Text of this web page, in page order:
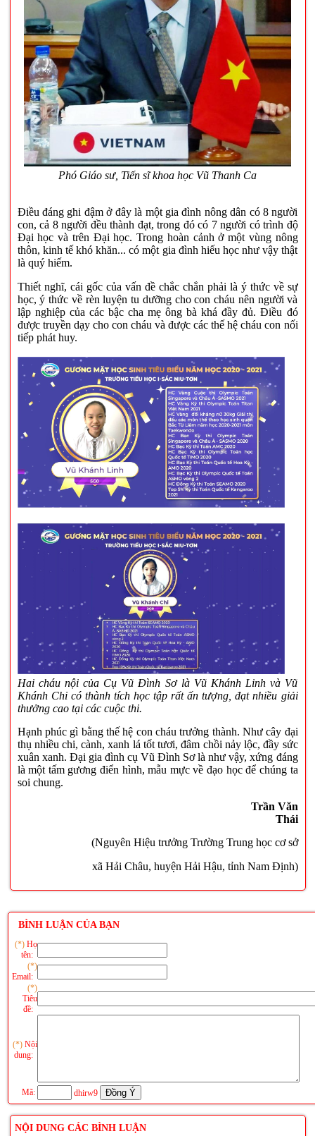
Phó Giáo sư, Tiến sĩ khoa học Vũ Thanh Ca
Điều đáng ghi đậm ở đây là một gia đình nông dân có 8 người
con, cả 8 người đều thành đạt, trong đó có 7 người có trình độ
Đại học và trên Đại học. Trong hoàn cảnh ở một vùng nông
thôn, kinh tế khó khăn... có một gia đình hiếu học như vậy thật
là quý hiếm.
Thiết nghĩ, cái gốc của vấn đề chắc chắn phải là ý thức về sự
học, ý thức về rèn luyện tu dưỡng cho con cháu nên người và
lập nghiệp của các bậc cha mẹ ông bà khá đầy đủ. Điều đó
được truyền dạy cho con cháu và được các thế hệ cháu con nối
tiếp phát huy.
Hai cháu nội của Cụ Vũ Đình Sơ là Vũ Khánh Linh và Vũ
Khánh Chi có thành tích học tập rất ấn tượng, đạt nhiều giải
thưởng cao tại các cuộc thi.
Hạnh phúc gì bằng thế hệ con cháu trưởng thành. Như cây đại
thụ nhiều chi, cành, xanh lá tốt tươi, đâm chồi nảy lộc, đầy sức
xuân xanh. Đại gia đình cụ Vũ Đình Sơ là như vậy, xứng đáng
là một tấm gương điển hình, mẫu mực về đạo học để chúng ta
soi chung.
Trần Văn
Thái
(Nguyên Hiệu trưởng Trường Trung học cơ sở
xã Hải Châu, huyện Hải Hậu, tỉnh Nam Định)
BÌNH LUẬN CỦA BẠN
(*) Họ
tên:
(*)
Email:
(*)
Tiêu
đề:
(*) Nội
dung:
Mã: dhirw9
NỘI DUNG CÁC BÌNH LUẬN